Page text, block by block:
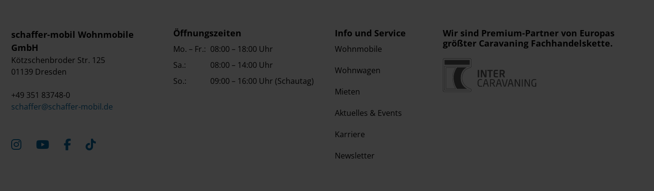
schaffer-mobil Wohnmobile
GmbH
Kötzschenbroder Str. 125
01139 Dresden
+49 351 83748-0
schaffer@schaffer-mobil.de
Öffnungszeiten
Mo. – Fr.: 08:00 – 18:00 Uhr
Sa.:
08:00 – 14:00 Uhr
So.:
09:00 – 16:00 Uhr (Schautag)
Info und Service
Wohnmobile
Wohnwagen
Mieten
Aktuelles & Events
Karriere
Newsletter
Wir sind Premium-Partner von Europas
größter Caravaning Fachhandelskette.